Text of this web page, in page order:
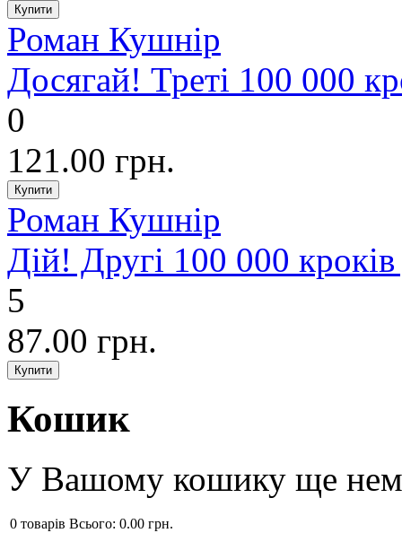
Роман Кушнір
Досягай! Треті 100 000
0
121.00 грн.
Роман Кушнір
Дій! Другі 100 000
5
87.00 грн.
Кошик
У Вашому кошику ще
0 товарів Всього: 0.00 грн.